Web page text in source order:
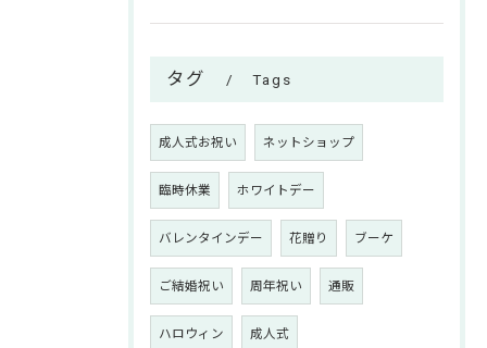
タグ Tags
成人式お祝い ネットショップ
臨時休業 ホワイトデー
バレンタインデー 花贈り ブーケ
ご結婚祝い 周年祝い 通販
ハロウィン 成人式